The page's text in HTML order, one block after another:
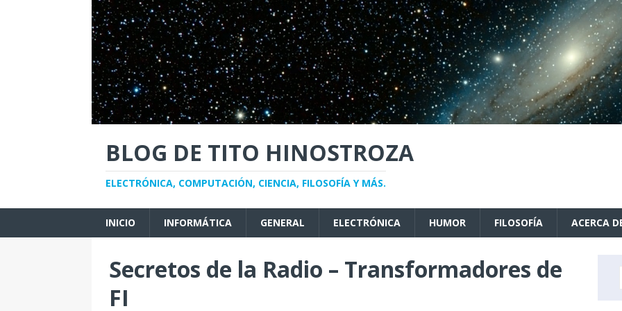
BLOG DE TITO HINOSTROZA
ELECTRÓNICA, COMPUTACIÓN, CIENCIA, FILOSOFÍA Y MÁS.
INICIO INFORMÁTICA GENERAL ELECTRÓNICA HUMOR FILOSOFÍA ACERCA
Secretos de la Radio – Transformadores de
FI